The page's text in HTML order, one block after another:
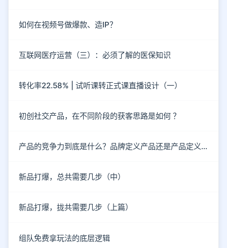
如何在视频号做爆款、造IP？
互联网医疗运营（三）：必须了解的医保知识
转化率22.58% | 试听课转正式课直播设计（一）
初创社交产品，在不同阶段的获客思路是如何 ？
产品的竞争力到底是什么？品牌定义产品还是产品定义品牌?
新品打爆，总共需要几步（中）
新品打爆，拢共需要几步（上篇）
组队免费拿玩法的底层逻辑